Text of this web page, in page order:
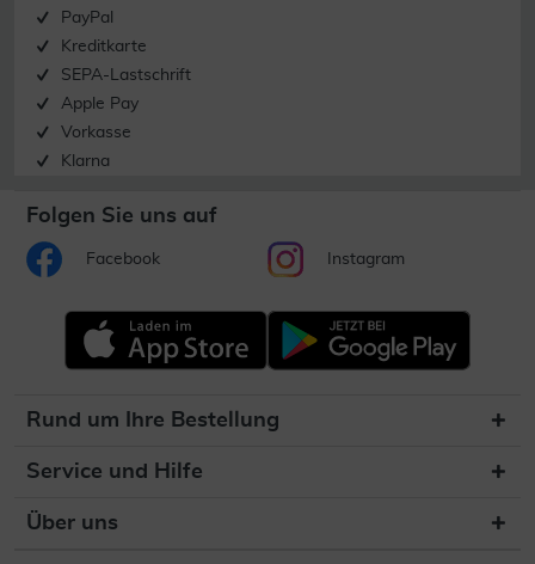
PayPal
Kreditkarte
SEPA-Lastschrift
Apple Pay
Vorkasse
Klarna
Folgen Sie uns auf
Facebook Instagram
Rund um Ihre Bestellung
Service und Hilfe
Über uns